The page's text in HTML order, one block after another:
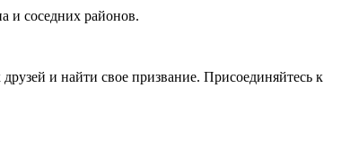
и соседних районов.
и найти свое призвание. Присоединяйтесь к